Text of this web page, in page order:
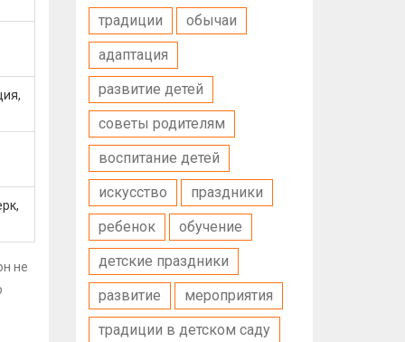
не
традиции
обычаи
адаптация
развитие детей
советы родителям
воспитание детей
искусство
праздники
ребенок
обучение
детские праздники
развитие
мероприятия
традиции в детском саду